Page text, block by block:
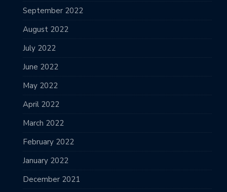
September 2022
August 2022
July 2022
June 2022
May 2022
April 2022
March 2022
February 2022
January 2022
December 2021